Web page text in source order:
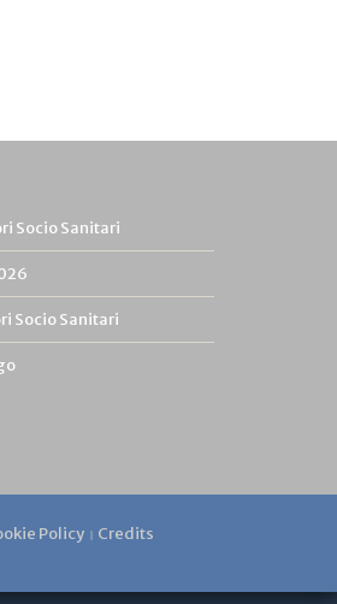
Socio Sanitari
Socio Sanitari
Policy Credits